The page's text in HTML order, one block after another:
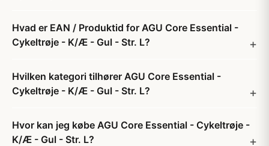
Hvad er EAN / Produktid for AGU Core Essential -
Cykeltrøje - K/Æ - Gul - Str. L?
Hvilken kategori tilhører AGU Core Essential -
Cykeltrøje - K/Æ - Gul - Str. L?
Hvor kan jeg købe AGU Core Essential - Cykeltrøje -
K/Æ - Gul - Str. L?